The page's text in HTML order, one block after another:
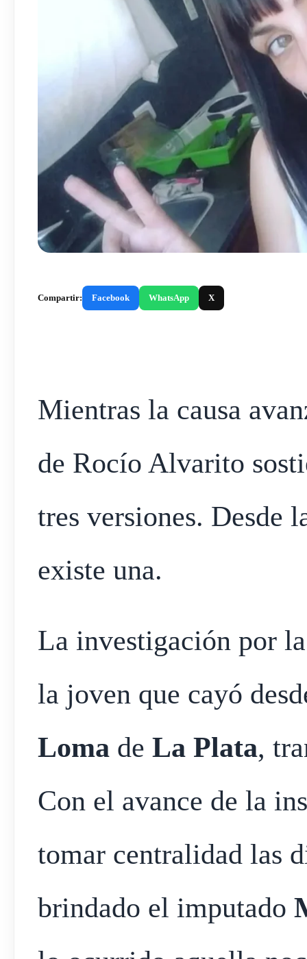
Compartir: Facebook WhatsApp X
Mientras la causa
de Rocío Alvarito
tres versiones. Desde
existe una.
La investigación por
la joven que cayó
Loma de La Plata,
Con el avance de la
tomar centralidad las
brindado el imputado